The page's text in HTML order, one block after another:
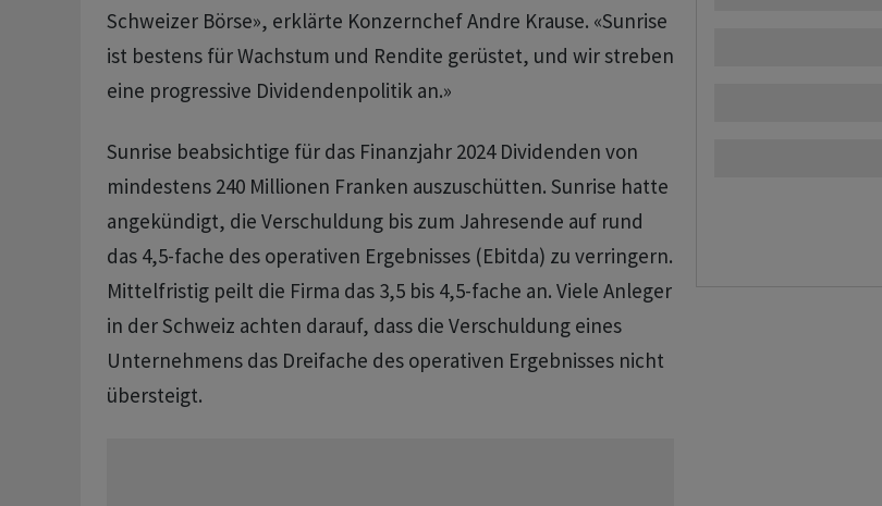
Schweizer Börse», erklärte Konzernchef Andre Krause. «Sunrise
ist bestens für Wachstum und Rendite gerüstet, und wir streben
eine progressive Dividendenpolitik an.»
Sunrise beabsichtige für das Finanzjahr 2024 Dividenden von
mindestens 240 Millionen Franken auszuschütten. Sunrise hatte
angekündigt, die Verschuldung bis zum Jahresende auf rund
das 4,5-fache des operativen Ergebnisses (Ebitda) zu verringern.
Mittelfristig peilt die Firma das 3,5 bis 4,5-fache an. Viele Anleger
in der Schweiz achten darauf, dass die Verschuldung eines
Unternehmens das Dreifache des operativen Ergebnisses nicht
übersteigt.